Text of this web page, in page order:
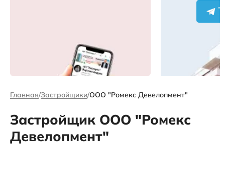
Главная Застройщики ООО "Ромекс Девелопмент"
Застройщик ООО "Ромекс
Девелопмент"